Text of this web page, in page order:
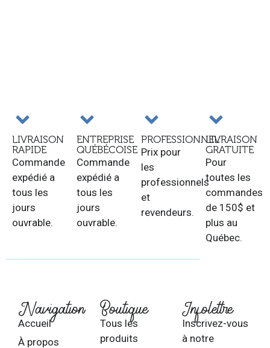
LIVRAISON
RAPIDE
Commande
expédié a
tous les
jours
ouvrable.
ENTREPRISE
QUÉBÉCOISE
Commande
expédié a
tous les
jours
ouvrable.
PROFESSIONNEL
Prix pour
les
professionnels
et
revendeurs.
LIVRAISON
GRATUITE
Pour
toutes les
commandes
de 150$ et
plus au
Québec.
Navigation
Accueil
À propos
Boutique
Tous les
produits
Infolettre
Inscrivez-vous
à notre